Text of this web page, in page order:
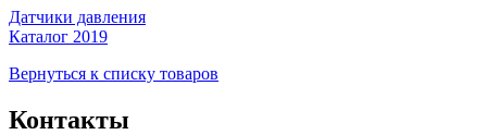
Датчики давления
Каталог 2019
Вернуться к списку товаров
Контакты